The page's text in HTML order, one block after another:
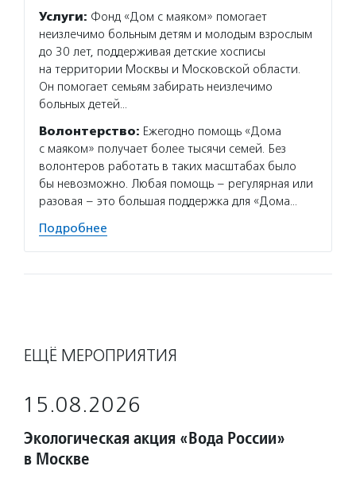
Услуги: Фонд «Дом с маяком» помогает
неизлечимо больным детям и молодым взрослым
до 30 лет, поддерживая детские хосписы
на территории Москвы и Московской области.
Он помогает семьям забирать неизлечимо
больных детей…
Волонтерство: Ежегодно помощь «Дома
с маяком» получает более тысячи семей. Без
волонтеров работать в таких масштабах было
бы невозможно. Любая помощь – регулярная или
разовая – это большая поддержка для «Дома…
Подробнее
ЕЩЁ МЕРОПРИЯТИЯ
15.08.2026
Экологическая акция «Вода России»
в Москве